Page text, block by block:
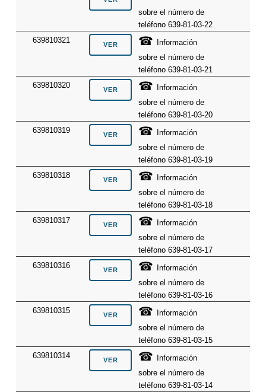
sobre el número de
teléfono 639-81-03-22
639810321
☎
Información
sobre el número de
teléfono 639-81-03-21
639810320
☎
Información
sobre el número de
teléfono 639-81-03-20
639810319
☎
Información
sobre el número de
teléfono 639-81-03-19
639810318
☎
Información
sobre el número de
teléfono 639-81-03-18
639810317
☎
Información
sobre el número de
teléfono 639-81-03-17
639810316
☎
Información
sobre el número de
teléfono 639-81-03-16
639810315
☎
Información
sobre el número de
teléfono 639-81-03-15
639810314
☎
Información
sobre el número de
teléfono 639-81-03-14